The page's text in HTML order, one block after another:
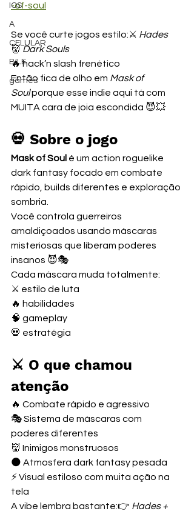
IOS
A
CELULAR
BILE
games
-of-soul
Se você curte jogos estilo:⚔️ Hades
👹 Dark Souls
🔥 hack’n slash frenético
Então fica de olho em Mask of
Soul porque esse indie aqui tá com
MUITA cara de joia escondida 😈💥
💀 Sobre o jogo
Mask of Soul é um action roguelike
dark fantasy focado em combate
rápido, builds diferentes e exploração
sombria.
Você controla guerreiros
amaldiçoados usando máscaras
misteriosas que liberam poderes
insanos 😈🎭
Cada máscara muda totalmente:
⚔️ estilo de luta
🔥 habilidades
🧠 gameplay
💀 estratégia
⚔️ O que chamou
atenção
🔥 Combate rápido e agressivo
🎭 Sistema de máscaras com
poderes diferentes
👹 Inimigos monstruosos
🌑 Atmosfera dark fantasy pesada
⚡ Visual estiloso com muita ação na
tela
A vibe lembra bastante:👉 Hades +